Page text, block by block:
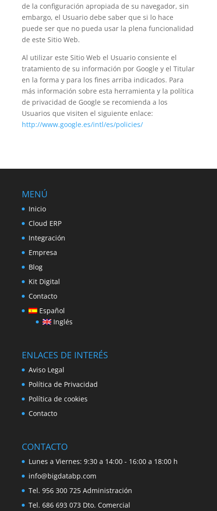
de la configuración apropiada de su navegador, sin
embargo, el Usuario debe saber que si lo hace
puede ser que no pueda usar la plena funcionalidad
de este Sitio Web.
Al utilizar este Sitio Web el Usuario consiente el
tratamiento de su información por Google y el Titular
en la forma y para los fines arriba indicados. Para
más información sobre esta herramienta y la política
de privacidad de Google se recomienda a los
Usuarios que visiten el siguiente enlace:
http://www.google.es/intl/es/policies/
MENÚ
Inicio
Cloud ERP
Integración
Empresa
Blog
Kit Digital
Contacto
Español
Inglés
ENLACES DE INTERÉS
Aviso Legal
Política de Privacidad
Política de cookies
Contacto
CONTACTO
Lunes a Viernes: 9:30 a 14:00 - 16:00 a 18:00 h
info@bigdatabp.com
Tel. 956 300 725 Administración
Tel. 686 693 073 Dto. Comercial